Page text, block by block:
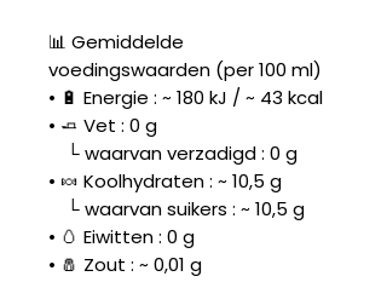
📊 Gemiddelde
voedingswaarden (per 100 ml)
• 🔋 Energie : ~ 180 kJ / ~ 43 kcal
• 🧈 Vet : 0 g
└ waarvan verzadigd : 0 g
• 🍬 Koolhydraten : ~ 10,5 g
└ waarvan suikers : ~ 10,5 g
• 🥚 Eiwitten : 0 g
• 🧂 Zout : ~ 0,01 g